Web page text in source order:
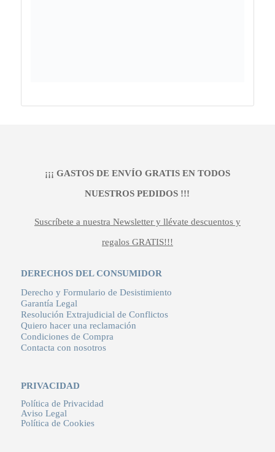
¡¡¡ GASTOS DE ENVÍO GRATIS EN TODOS
NUESTROS PEDIDOS !!!
Suscríbete a nuestra Newsletter y llévate descuentos y
regalos GRATIS!!!
DERECHOS DEL CONSUMIDOR
Derecho y Formulario de Desistimiento
Garantía Legal
Resolución Extrajudicial de Conflictos
Quiero hacer una reclamación
Condiciones de Compra
Contacta con nosotros
PRIVACIDAD
Política de Privacidad
Aviso Legal
Política de Cookies